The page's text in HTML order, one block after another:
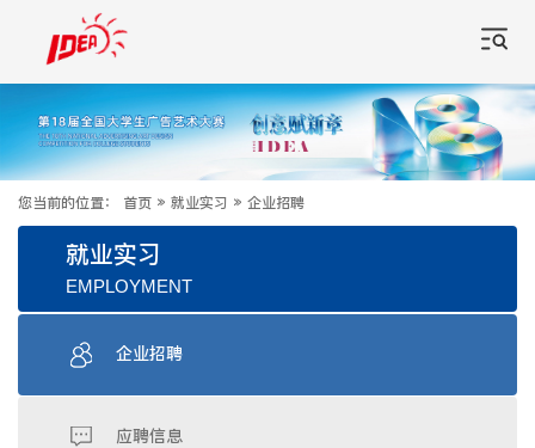
您当前的位置： 首页 » 就业实习 » 企业招聘
就业实习
EMPLOYMENT
企业招聘
应聘信息